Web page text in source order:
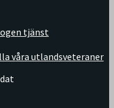
tjänst
våra utlandsveteraner